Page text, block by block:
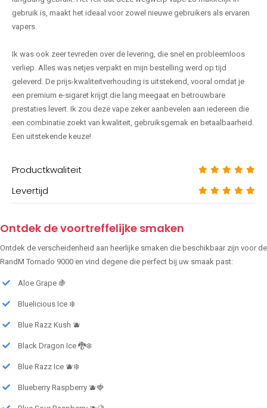
gebruik is, maakt het ideaal voor zowel nieuwe gebruikers als ervaren
vapers.
Ik was ook zeer tevreden over de levering, die snel en probleemloos
verliep. Alles was netjes verpakt en mijn bestelling werd op tijd
geleverd. De prijs-kwaliteitverhouding is uitstekend, vooral omdat je
een premium e-sigaret krijgt die lang meegaat en betrouwbare
prestaties levert. Ik zou deze vape zeker aanbevelen aan iedereen die
een combinatie zoekt van kwaliteit, gebruiksgemak en betaalbaarheid.
Een uitstekende keuze!
Productkwaliteit
Levertijd
Ontdek de voortreffelijke smaken
Ontdek de verscheidenheid aan heerlijke smaken die beschikbaar zijn voor de
RandM Tornado 9000 en vind degene die perfect bij uw smaak past:
Aloe Grape 🍇
Bluelicious Ice ❄️
Blue Razz Kush 🫐
Black Dragon Ice 🐉❄️
Blue Razz Ice 🫐❄️
Blueberry Raspberry 🫐🍓